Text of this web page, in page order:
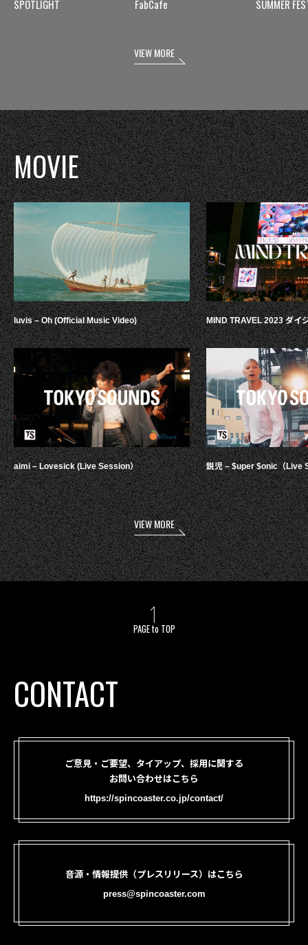
SPOTLIGHT FabCafe SUMMER
VIEW MORE
MOVIE
luvis – Oh (Official Music Video)
aimi – Lovesick (Live Session）
MIND TRAVEL 2023 ダイ
鋭児 – $uper $onic（Live
VIEW MORE
PAGE to TOP
CONTACT
ご意見・ご要望、タイアップ、採用に関する
お問い合わせはこちら
https://spincoaster.co.jp/contact/
音源・情報提供（プレスリリース）はこちら
press@spincoaster.com